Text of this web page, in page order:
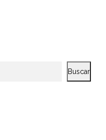
Buscar